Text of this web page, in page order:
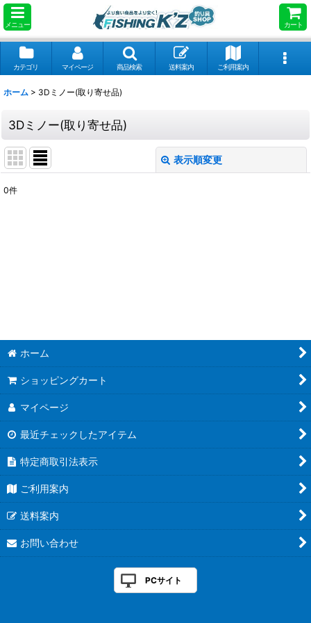
メニュー カート
カテゴリ マイページ 商品検索 送料案内 ご利用案内
ホーム > 3Dミノー(取り寄せ品)
3Dミノー(取り寄せ品)
表示順変更
0件
ホーム
ショッピングカート
マイページ
最近チェックしたアイテム
特定商取引法表示
ご利用案内
送料案内
お問い合わせ
PCサイト